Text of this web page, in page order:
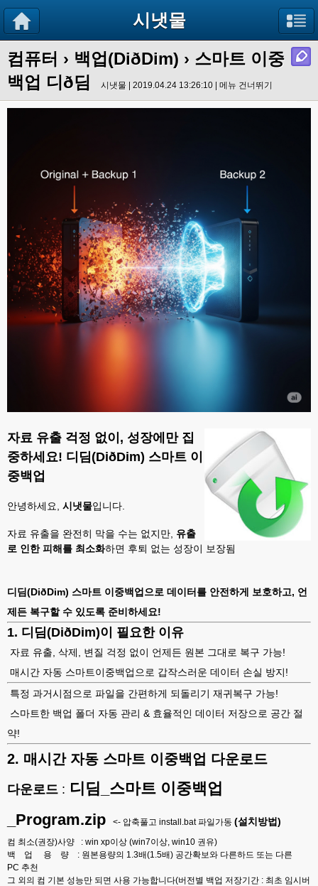
시냇물
컴퓨터 › 백업(DiðDim) › 스마트 이중
백업 디ð딤
시냇물 | 2019.04.24 13:26:10 | 메뉴 건너뛰기
자료 유출 걱정 없이, 성장에만 집
중하세요! 디딤(DiðDim) 스마트 이
중백업
안녕하세요, 시냇물입니다.
자료 유출을 완전히 막을 수는 없지만, 유출
로 인한 피해를 최소화하면 후퇴 없는 성장이 보장됨
디딤(DiðDim) 스마트 이중백업으로 데이터를 안전하게 보호하고, 언
제든 복구할 수 있도록 준비하세요!
1. 디딤(DiðDim)이 필요한 이유
자료 유출, 삭제, 변질 걱정 없이 언제든 원본 그대로 복구 가능!
매시간 자동 스마트이중백업으로 갑작스러운 데이터 손실 방지!
특정 과거시점으로 파일을 간편하게 되돌리기 재귀복구 가능!
스마트한 백업 폴더 자동 관리 & 효율적인 데이터 저장으로 공간 절
약!
2. 매시간 자동 스마트 이중백업 다운로드
다운로드 : 디딤_스마트 이중백업
_Program.zip
<- 압축풀고 install.bat 파일가동 (설치방법)
컴 최소(권장)사양 : win xp이상 (win7이상, win10 권유)
백 업 용 량 : 원본용량의 1.3배(1.5배) 공간확보와 다른하드 또는 다른
PC 추천
그 외의 컴 기본 성능만 되면 사용 가능합니다(버전별 백업 저장기간 : 최초 임시버